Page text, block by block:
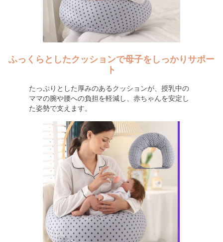
ふっくらとしたクッションで母子をしっかりサポー
ト
たっぷりとした厚みのあるクッションが、授乳中の
ママの腕や腰への負担を軽減し、赤ちゃんを安定し
た姿勢で支えます。